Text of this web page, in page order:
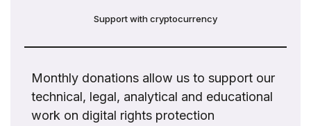
Support with cryptocurrency
Monthly donations allow us to support our
technical, legal, analytical and educational
work on digital rights protection